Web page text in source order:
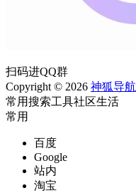
扫码进QQ群
Copyright © 2026 神狐导航
常用搜索工具社区生活
常用
百度
Google
站内
淘宝